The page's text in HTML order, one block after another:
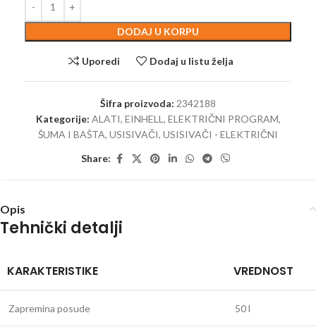
DODAJ U KORPU
Uporedi Dodaj u listu želja
Šifra proizvoda: 2342188
Kategorije: ALATI, EINHELL , ELEKTRIČNI PROGRAM,
ŠUMA I BAŠTA, USISIVAČI, USISIVAČI - ELEKTRIČNI
Share:
Opis
Tehnički detalji
KARAKTERISTIKE VREDNOST
Zapremina posude 50 l